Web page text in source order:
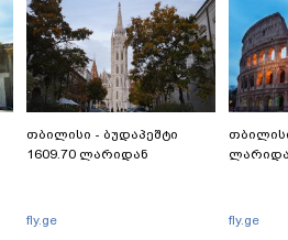
თბილისი - ბუდაპეშტი
1609.70 ლარიდან
fly.ge fly.ge